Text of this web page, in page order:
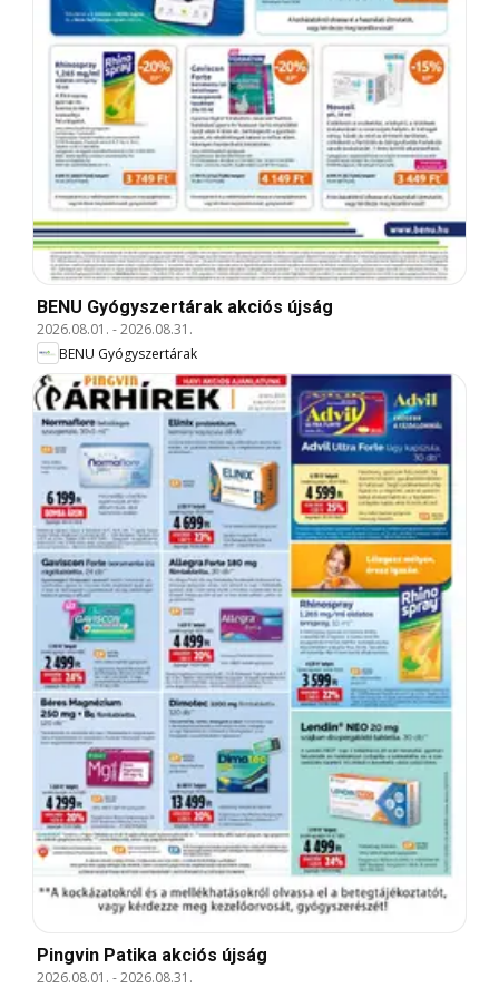
BENU Gyógyszertárak akciós újság
2026.08.01. -2026.08.31.
BENU Gyógyszertárak
Pingvin Patika akciós újság
2026.08.01. -2026.08.31.